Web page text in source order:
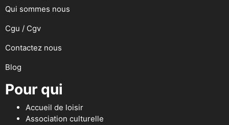
Qui sommes nous
Cgu / Cgv
Contactez nous
Blog
Pour qui
Accueil de loisir
Association culturelle